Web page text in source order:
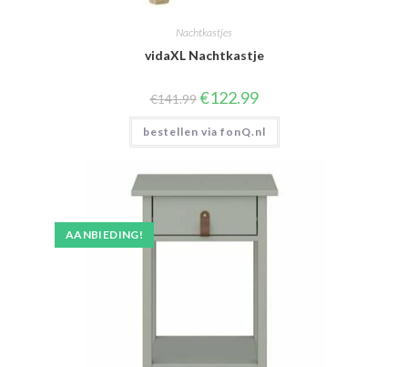
Nachtkastjes
vidaXL Nachtkastje
€141.99 Oorspronkelijke
prijs
was:
€141.99.
€122.99Huidige
is:
€122.99.
bestellen via fonQ.nl
AANBIEDING!